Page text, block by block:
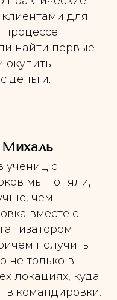
для
процессе
найти первые
окупить
деньги.
учениц с
мы поняли,
чем
вместе с
получить
не только в
локациях, куда
в командировки.